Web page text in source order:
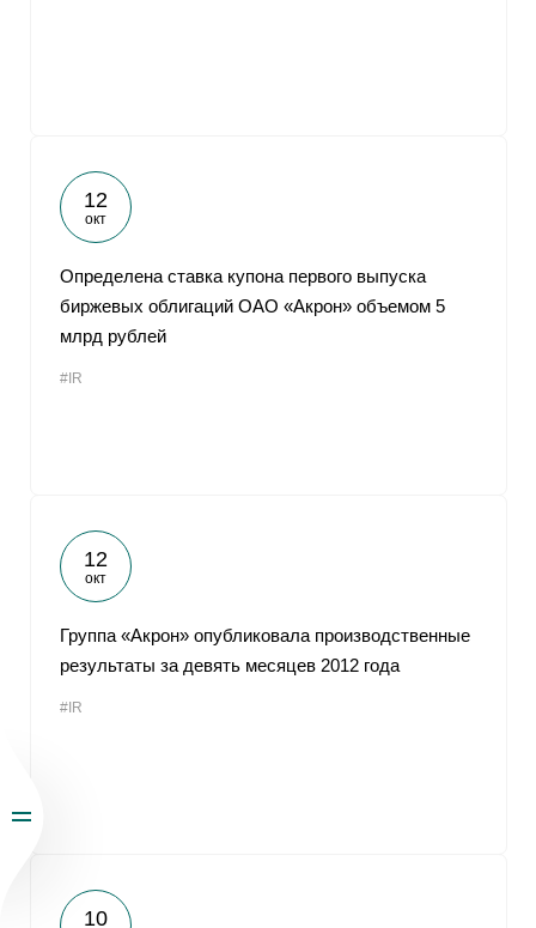
12
окт
Определена ставка купона первого выпуска
биржевых облигаций ОАО «Акрон» объемом 5
млрд рублей
#IR
12
окт
Группа «Акрон» опубликовала производственные
результаты за девять месяцев 2012 года
#IR
10